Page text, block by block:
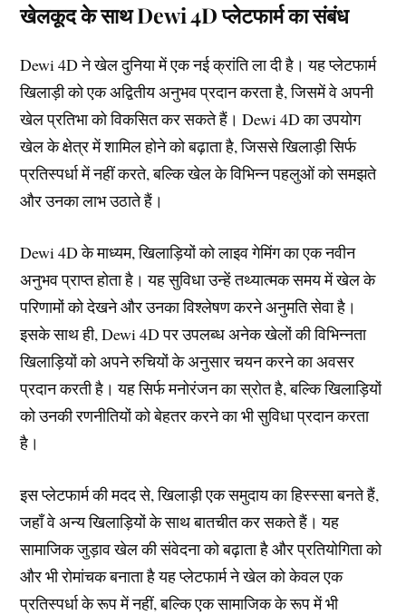
खेलकूद के साथ Dewi 4D प्लेटफार्म का संबंध
Dewi 4D ने खेल दुनिया में एक नई क्रांति ला दी है। यह प्लेटफार्म
खिलाड़ी को एक अद्वितीय अनुभव प्रदान करता है, जिसमें वे अपनी
खेल प्रतिभा को विकसित कर सकते हैं। Dewi 4D का उपयोग
खेल के क्षेत्र में शामिल होने को बढ़ाता है, जिससे खिलाड़ी सिर्फ
प्रतिस्पर्धा में नहीं करते, बल्कि खेल के विभिन्न पहलुओं को समझते
और उनका लाभ उठाते हैं।
Dewi 4D के माध्यम, खिलाड़ियों को लाइव गेमिंग का एक नवीन
अनुभव प्राप्त होता है। यह सुविधा उन्हें तथ्यात्मक समय में खेल के
परिणामों को देखने और उनका विश्लेषण करने अनुमति सेवा है।
इसके साथ ही, Dewi 4D पर उपलब्ध अनेक खेलों की विभिन्नता
खिलाड़ियों को अपने रुचियों के अनुसार चयन करने का अवसर
प्रदान करती है। यह सिर्फ मनोरंजन का स्रोत है, बल्कि खिलाड़ियों
को उनकी रणनीतियों को बेहतर करने का भी सुविधा प्रदान करता
है।
इस प्लेटफार्म की मदद से, खिलाड़ी एक समुदाय का हिस्स्सा बनते हैं,
जहाँ वे अन्य खिलाड़ियों के साथ बातचीत कर सकते हैं। यह
सामाजिक जुड़ाव खेल की संवेदना को बढ़ाता है और प्रतियोगिता को
और भी रोमांचक बनाता है यह प्लेटफार्म ने खेल को केवल एक
प्रतिस्पर्धा के रूप में नहीं, बल्कि एक सामाजिक के रूप में भी